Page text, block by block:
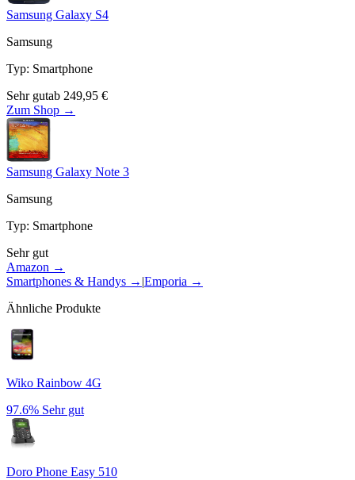
Samsung Galaxy S4
Samsung
Typ: Smartphone
Sehr gutab 249,95 €
Zum Shop →
Samsung Galaxy Note 3
Samsung
Typ: Smartphone
Sehr gut
Amazon →
Smartphones & Handys → |Emporia →
Ähnliche Produkte
Wiko Rainbow 4G
97.6% Sehr gut
Doro Phone Easy 510